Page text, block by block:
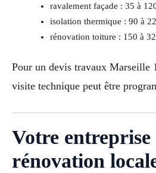
ravalement façade : 35 à
isolation thermique : 90 à
rénovation toiture : 150 à
Pour un devis travaux Marseille
visite technique peut être
Votre entreprise
rénovation